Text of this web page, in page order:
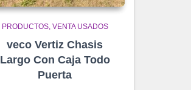
PRODUCTOS VENTA USADOS
veco Vertiz Chasis
Largo Con Caja Todo
Puerta